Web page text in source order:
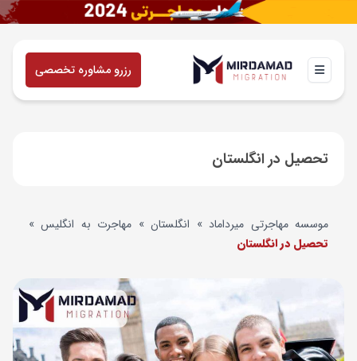
رزرو مشاوره تخصصی
تحصیل در انگلستان
موسسه مهاجرتی میرداماد » انگلستان» مهاجرت به انگلیس»
تحصیل در انگلستان